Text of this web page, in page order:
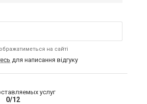
на сайті
для написання відгуку
услуг
0/12